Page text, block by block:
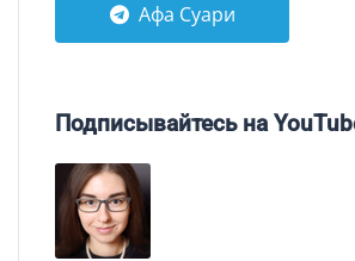
Афа Суари
Подписывайтесь на